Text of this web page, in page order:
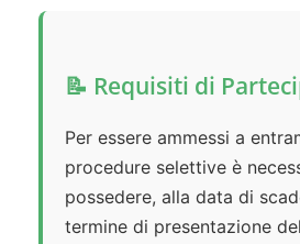
📝 Requisiti di
Per essere ammessi a
procedure selettive è
possedere, alla data di
termine di presentazione